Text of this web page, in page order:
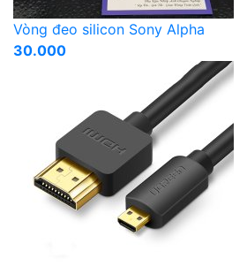
Vòng đeo silicon Sony Alpha
30.000